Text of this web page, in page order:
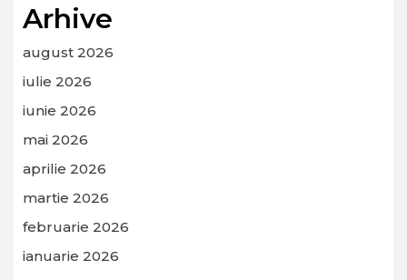
Arhive
august 2026
iulie 2026
iunie 2026
mai 2026
aprilie 2026
martie 2026
februarie 2026
ianuarie 2026